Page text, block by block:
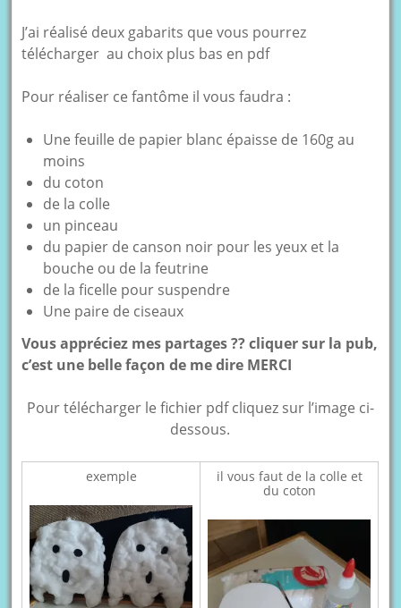
J’ai réalisé deux gabarits que vous pourrez
télécharger au choix plus bas en pdf
Pour réaliser ce fantôme il vous faudra :
Une feuille de papier blanc épaisse de 160g au
moins
du coton
de la colle
un pinceau
du papier de canson noir pour les yeux et la
bouche ou de la feutrine
de la ficelle pour suspendre
Une paire de ciseaux
Vous appréciez mes partages ?? cliquer sur la pub,
c’est une belle façon de me dire MERCI
Pour télécharger le fichier pdf cliquez sur l’image ci-
dessous.
exemple
il vous faut de la colle et
du coton